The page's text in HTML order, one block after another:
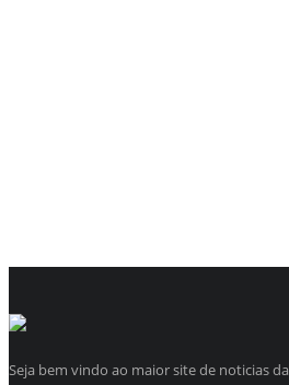
Seja bem vindo ao maior site de noticias